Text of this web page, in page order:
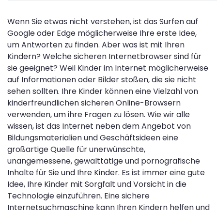
Wenn Sie etwas nicht verstehen, ist das Surfen auf
Google oder Edge möglicherweise Ihre erste Idee,
um Antworten zu finden. Aber was ist mit Ihren
Kindern? Welche sicheren Internetbrowser sind für
sie geeignet? Weil Kinder im Internet möglicherweise
auf Informationen oder Bilder stoßen, die sie nicht
sehen sollten. Ihre Kinder können eine Vielzahl von
kinderfreundlichen sicheren Online-Browsern
verwenden, um ihre Fragen zu lösen. Wie wir alle
wissen, ist das Internet neben dem Angebot von
Bildungsmaterialien und Geschäftsideen eine
großartige Quelle für unerwünschte,
unangemessene, gewalttätige und pornografische
Inhalte für Sie und Ihre Kinder. Es ist immer eine gute
Idee, Ihre Kinder mit Sorgfalt und Vorsicht in die
Technologie einzuführen. Eine sichere
Internetsuchmaschine kann Ihren Kindern helfen und